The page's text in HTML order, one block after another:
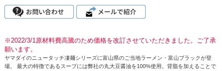
※2022/3/1原材料費高騰のため価格を改訂させていただきました。ご了承
願います。
ヤマダイのニュータッチ凄麺シリーズに富山県のご当地ラーメン・富山ブラックが登
場。 最大の特徴であるスープには弊社の丸大豆醤油を100%使用。背脂を加えることで